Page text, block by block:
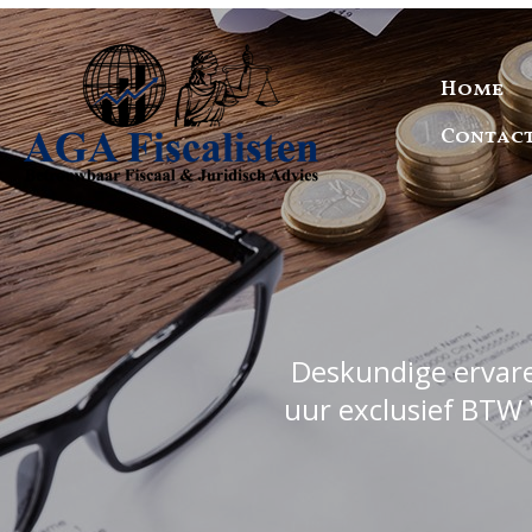
Home
Deskundige
uur exclusief